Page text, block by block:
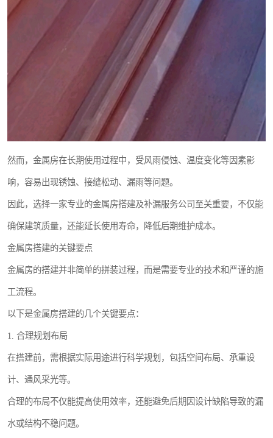
然而，金属房在长期使用过程中，受风雨侵蚀、温度变化等因素影
响，容易出现锈蚀、接缝松动、漏雨等问题。
因此，选择一家专业的金属房搭建及补漏服务公司至关重要，不仅能
确保建筑质量，还能延长使用寿命，降低后期维护成本。
金属房搭建的关键要点
金属房的搭建并非简单的拼装过程，而是需要专业的技术和严谨的施
工流程。
以下是金属房搭建的几个关键要点：
1. 合理规划布局
在搭建前，需根据实际用途进行科学规划，包括空间布局、承重设
计、通风采光等。
合理的布局不仅能提高使用效率，还能避免后期因设计缺陷导致的漏
水或结构不稳问题。